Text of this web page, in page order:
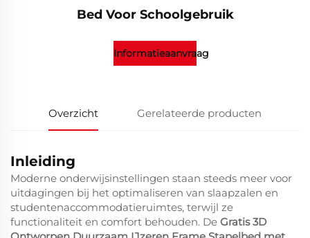
Bed Voor Schoolgebruik
Informatieaanvraag
Overzicht Gerelateerde producten
Inleiding
Moderne onderwijsinstellingen staan steeds meer voor
uitdagingen bij het optimaliseren van slaapzalen en
studentenaccommodatieruimtes, terwijl ze
functionaliteit en comfort behouden. De Gratis 3D